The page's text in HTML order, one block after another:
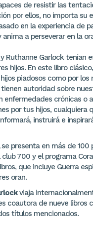
de resistir las
por ellos, no importa su
en la experiencia de
anima a perseverar en la
Ruthanne Garlock tenían
hijos. En este libro
piadosos como por
tienen autoridad sobre
enfermedades crónicas o
por tus hijos, cualquiera
instruirá e
se presenta en más de 100
700 y el programa
que incluye Guerra
oran.
viaja
coautora de nueve libros
títulos mencionados.